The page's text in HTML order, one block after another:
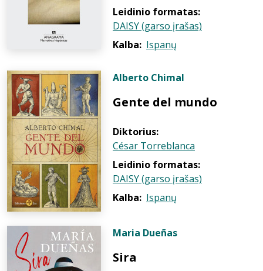
Leidinio formatas:
DAISY (garso įrašas)
Kalba: Ispanų
Alberto Chimal
Gente del mundo
Diktorius:
César Torreblanca
Leidinio formatas:
DAISY (garso įrašas)
Kalba: Ispanų
Maria Dueñas
Sira